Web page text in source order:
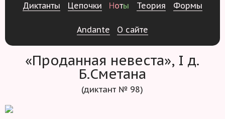
Диктанты Цепочки Ноты Теория Формы
Andante О сайте
«Проданная невеста», I д.
Б.Сметана
(диктант № 98)